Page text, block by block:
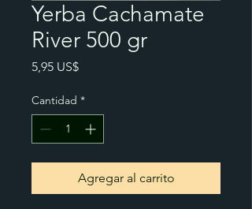
Yerba Cachamate
River 500 gr
5,95 US$Precio
Cantidad *
Agregar al carrito